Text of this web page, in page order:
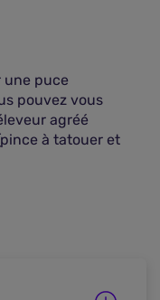
une puce
pouvez vous
agréé
à tatouer et